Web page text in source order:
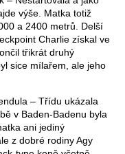
výše. Matka totiž
a 2400 metrů. Delší
Charlie získal ve
třikrát druhý
sice mílařem, ale jeho
– Třídu ukázala
v Baden-Badenu byla
ani jediný
z dobré rodiny Agy